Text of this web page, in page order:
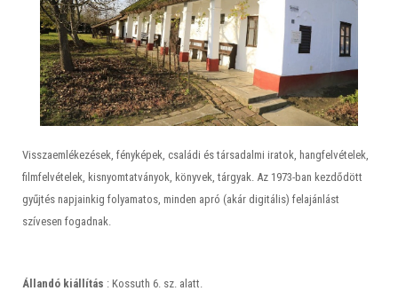
Visszaemlékezések, fényképek, családi és társadalmi iratok, hangfelvételek,
filmfelvételek, kisnyomtatványok, könyvek, tárgyak. Az 1973-ban kezdődött
gyűjtés napjainkig folyamatos, minden apró (akár digitális) felajánlást
szívesen fogadnak.
Állandó kiállítás : Kossuth 6. sz. alatt.